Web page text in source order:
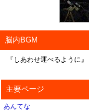
脳内BGM
『しあわせ運べるように』
主要ページ
あんてな